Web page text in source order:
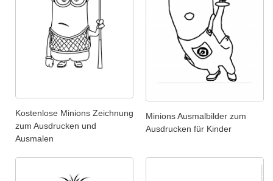
Kostenlose Minions Zeichnung
zum Ausdrucken und
Ausmalen
Minions Ausmalbilder zum
Ausdrucken für Kinder